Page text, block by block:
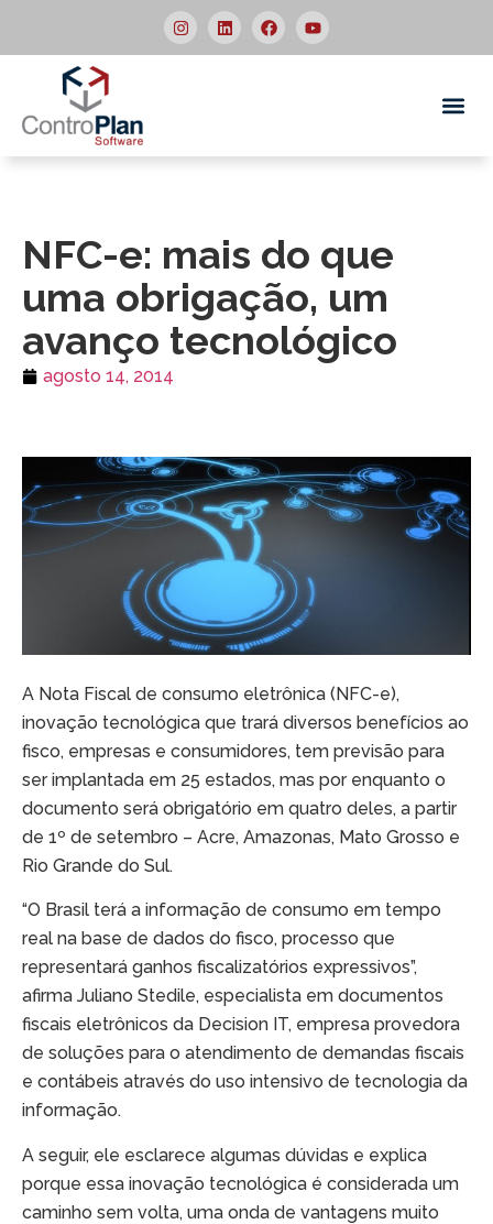
NFC-e: mais do que
uma obrigação, um
avanço tecnológico
agosto 14, 2014
A Nota Fiscal de consumo eletrônica (NFC-e),
inovação tecnológica que trará diversos benefícios ao
fisco, empresas e consumidores, tem previsão para
ser implantada em 25 estados, mas por enquanto o
documento será obrigatório em quatro deles, a partir
de 1º de setembro – Acre, Amazonas, Mato Grosso e
Rio Grande do Sul.
“O Brasil terá a informação de consumo em tempo
real na base de dados do fisco, processo que
representará ganhos fiscalizatórios expressivos”,
afirma Juliano Stedile, especialista em documentos
fiscais eletrônicos da Decision IT, empresa provedora
de soluções para o atendimento de demandas fiscais
e contábeis através do uso intensivo de tecnologia da
informação.
A seguir, ele esclarece algumas dúvidas e explica
porque essa inovação tecnológica é considerada um
caminho sem volta, uma onda de vantagens muito